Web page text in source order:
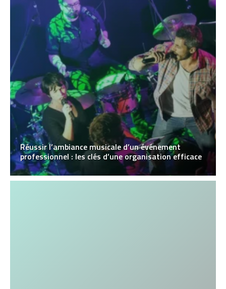
Réussir l’ambiance musicale d’un événement
professionnel : les clés d’une organisation efficace